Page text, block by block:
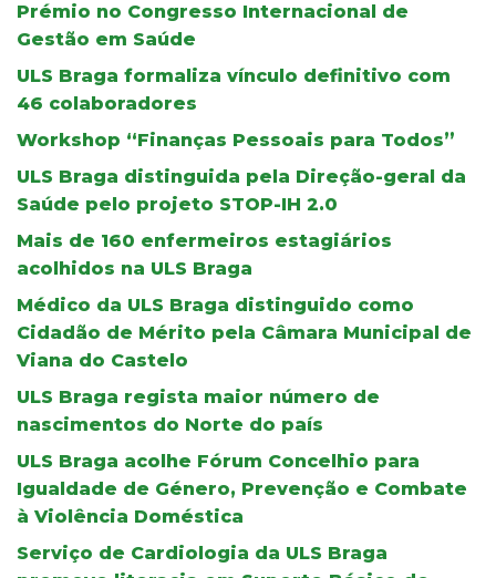
Prémio no Congresso Internacional de
Gestão em Saúde
ULS Braga formaliza vínculo definitivo com
46 colaboradores
Workshop “Finanças Pessoais para Todos”
ULS Braga distinguida pela Direção-geral da
Saúde pelo projeto STOP-IH 2.0
Mais de 160 enfermeiros estagiários
acolhidos na ULS Braga
Médico da ULS Braga distinguido como
Cidadão de Mérito pela Câmara Municipal de
Viana do Castelo
ULS Braga regista maior número de
nascimentos do Norte do país
ULS Braga acolhe Fórum Concelhio para
Igualdade de Género, Prevenção e Combate
à Violência Doméstica
Serviço de Cardiologia da ULS Braga